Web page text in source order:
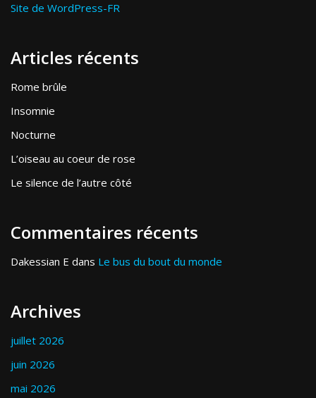
Site de WordPress-FR
Articles récents
Rome brûle
Insomnie
Nocturne
L’oiseau au coeur de rose
Le silence de l’autre côté
Commentaires récents
Dakessian E dans Le bus du bout du monde
Archives
juillet 2026
juin 2026
mai 2026